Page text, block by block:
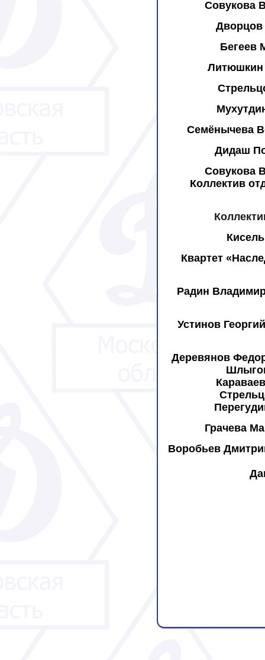
Совукова
Дворцов
Бегеев
Литюшкин
Семёнычева
Дидаш
Совукова
Коллектив
Квартет
Радин
Устинов
Деревянов
Грачева
Воробьев